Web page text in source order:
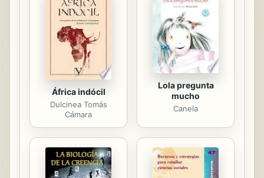
verídico de un inmigrante sin papeles
de ese entonces, construido a partir
de ochenta libretas-diario,
manuscritas en...
África indócil
Dulcinea Tomás
Cámara
Lola pregunta
mucho
Canela